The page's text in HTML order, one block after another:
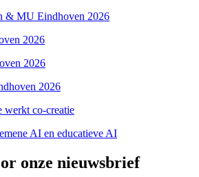
& MU Eindhoven 2026
2026
2026
2026
werkt co-creatie
AI en educatieve AI
onze nieuwsbrief